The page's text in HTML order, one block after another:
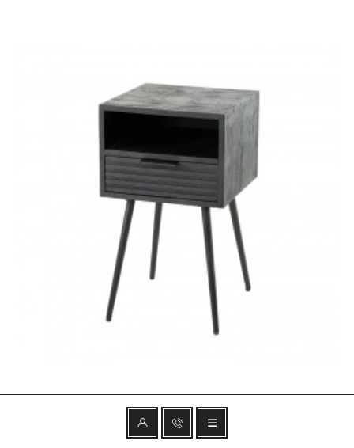
SZAFKA NOCNA PELO 35X35 CM MANGO